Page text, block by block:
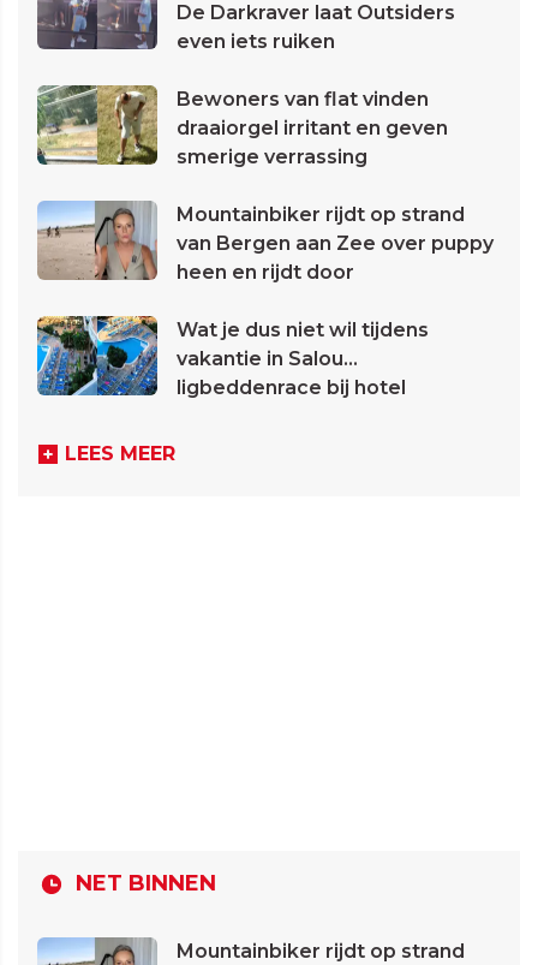
De Darkraver laat Outsiders
even iets ruiken
Bewoners van flat vinden
draaiorgel irritant en geven
smerige verrassing
Mountainbiker rijdt op strand
van Bergen aan Zee over puppy
heen en rijdt door
Wat je dus niet wil tijdens
vakantie in Salou...
ligbeddenrace bij hotel
LEES MEER
NET BINNEN
Mountainbiker rijdt op strand